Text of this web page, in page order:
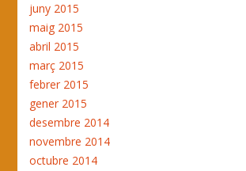
juny 2015
maig 2015
abril 2015
març 2015
febrer 2015
gener 2015
desembre 2014
novembre 2014
octubre 2014